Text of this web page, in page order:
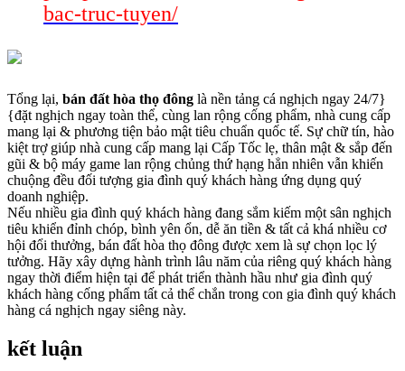
bac-truc-tuyen/
Tổng lại, bán đất hòa thọ đông là nền tảng cá nghịch ngay 24/7}
{đặt nghịch ngay toàn thể, cùng lan rộng cống phẩm, nhà cung cấp
mang lại & phương tiện bảo mật tiêu chuẩn quốc tế. Sự chữ tín, hào
kiệt trợ giúp nhà cung cấp mang lại Cấp Tốc lẹ, thân mật & sắp đến
gũi & bộ máy game lan rộng chủng thứ hạng hẳn nhiên vẫn khiến
chuộng đều đối tượng gia đình quý khách hàng ứng dụng quý
doanh nghiệp.
Nếu nhiều gia đình quý khách hàng đang sắm kiếm một sân nghịch
tiêu khiển đỉnh chóp, bình yên ổn, dễ ăn tiền & tất cả khá nhiều cơ
hội đổi thưởng, bán đất hòa thọ đông được xem là sự chọn lọc lý
tưởng. Hãy xây dựng hành trình lâu năm của riêng quý khách hàng
ngay thời điểm hiện tại để phát triển thành hầu như gia đình quý
khách hàng cống phẩm tất cả thể chắn trong con gia đình quý khách
hàng cá nghịch ngay siêng này.
kết luận